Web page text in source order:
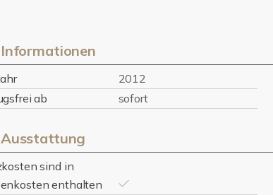
Informationen
2012
ab
sofort
Ausstattung
sind in
enthalten